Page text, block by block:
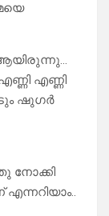
എണ്ണി
ഷുഗർ
നോക്കി